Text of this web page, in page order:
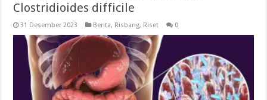
Clostridioides difficile
31 Desember 2023 Berita, Risbang, Riset 0